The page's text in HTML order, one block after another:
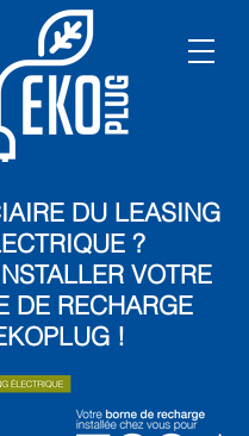
DU LEASING
?
VOTRE
DE RECHARGE
!